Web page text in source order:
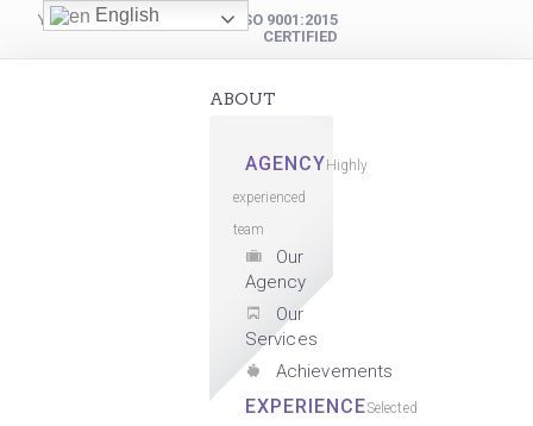
YOUR DIGITAL PARTNER
ISO 9001:2015
CERTIFIED
ABOUT
AGENCY Highly
experienced
team
Our
Agency
Our
Services
Achievements
EXPERIENCESelected
English